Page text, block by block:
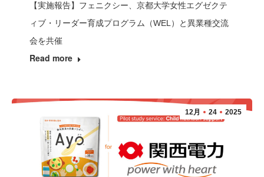
【実施報告】フェニクシー、京都大学女性エグゼクテ
ィブ・リーダー育成プログラム（WEL）と異業種交流
会を共催
Read more
12月 24 2025